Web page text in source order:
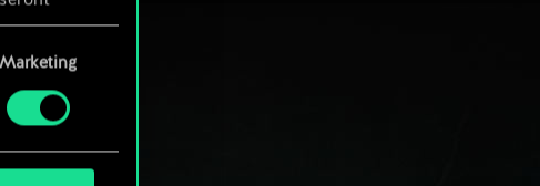
Marketing